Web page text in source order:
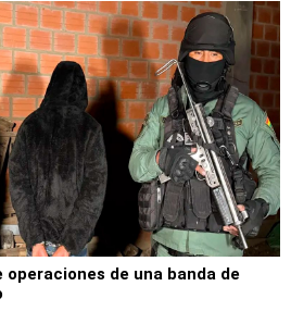
de una banda de